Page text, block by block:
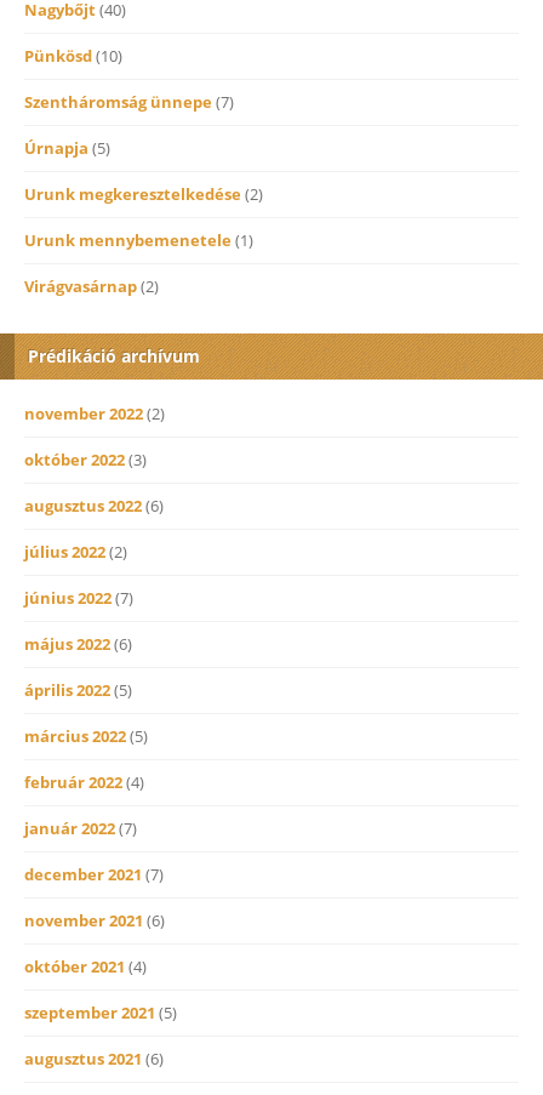
Nagybőjt(40)
Pünkösd(10)
Szentháromság ünnepe(7)
Úrnapja (5)
Urunk megkeresztelkedése(2)
Urunk mennybemenetele(1)
Virágvasárnap(2)
Prédikáció archívum
november 2022(2)
október 2022(3)
augusztus 2022(6)
július 2022(2)
június 2022(7)
május 2022(6)
április 2022(5)
március 2022(5)
február 2022(4)
január 2022(7)
december 2021 (7)
november 2021 (6)
október 2021 (4)
szeptember 2021 (5)
augusztus 2021 (6)